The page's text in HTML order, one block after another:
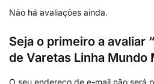
Não há avaliações ainda.
Seja o primeiro a avaliar
de Varetas Linha Mundo
O seu endereço de e-mail não será